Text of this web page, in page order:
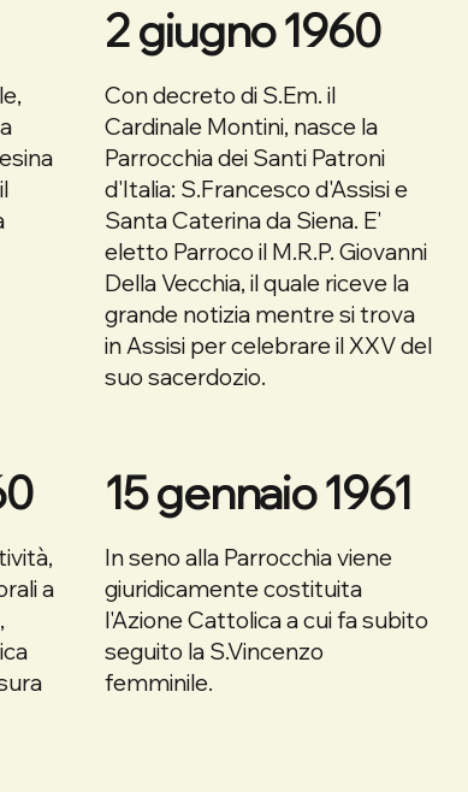
2 giugno 1960
Con decreto di S.Em. il
Cardinale Montini, nasce la
Parrocchia dei Santi Patroni
d'Italia: S.Francesco d'Assisi e
Santa Caterina da Siena. E'
eletto Parroco il M.R.P. Giovanni
Della Vecchia, il quale riceve la
grande notizia mentre si trova
in Assisi per celebrare il XXV del
suo sacerdozio.
a
15 gennaio 1961
In seno alla Parrocchia viene
giuridicamente costituita
l'Azione Cattolica a cui fa subito
seguito la S.Vincenzo
femminile.